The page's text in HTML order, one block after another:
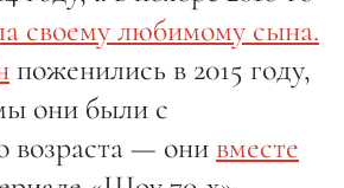
своему любимому сына.
поженились в 2015 году,
они были с
возраста — они вместе